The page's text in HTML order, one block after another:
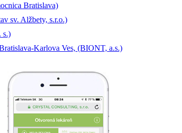
Bratislava)
sv. Alžbety, s.r.o.)
s.)
Karlova Ves, (BIONT, a.s.)